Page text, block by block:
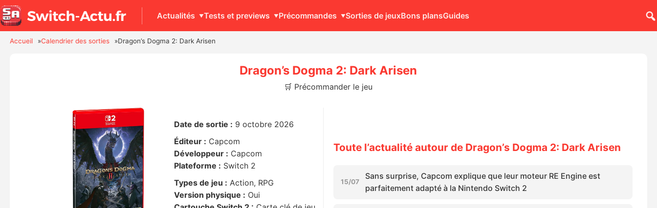
Actualités Tests et previews Précommandes Sorties de jeuxBons plansGuides
Accueil Calendrier des sorties Dragon’s Dogma 2: Dark Arisen
Dragon’s Dogma 2: Dark Arisen
🛒 Précommander le jeu
Date de sortie : 9 octobre 2026
Éditeur : Capcom
Développeur : Capcom
Plateforme : Switch 2
Types de jeu : Action, RPG
Version physique : Oui
Toute l’actualité autour de Dragon’s Dogma 2: Dark Arisen
15/07
Sans surprise, Capcom explique que leur moteur RE Engine est
parfaitement adapté à la Nintendo Switch 2